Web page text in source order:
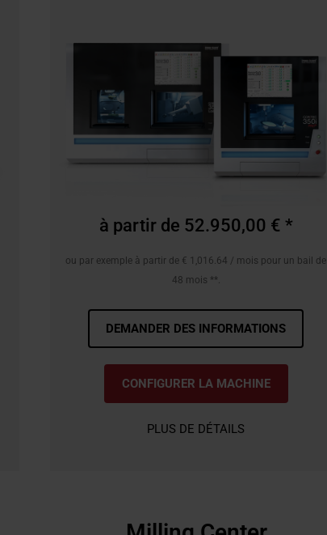
à partir de 52.950,00 € *
ou par exemple à partir de € 1,016.64 / mois pour un bail de
48 mois **.
DEMANDER DES INFORMATIONS
CONFIGURER LA MACHINE
PLUS DE DÉTAILS